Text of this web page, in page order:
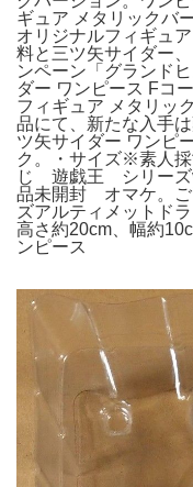
ギュア メタリックバ
オリジナルフィギュ
料と三ツ矢サイダー
ンペーン「グランド
ダー ワンピース Fコ
フィギュア メタリッ
品にて、新たな入手
ツ矢サイダー ワンピ
ク。・サイズ※素人採
じ 遊戯王 シリーズ
品未開封 オマケ。
ズアルティメットド
高さ約20cm、幅約
ンピース